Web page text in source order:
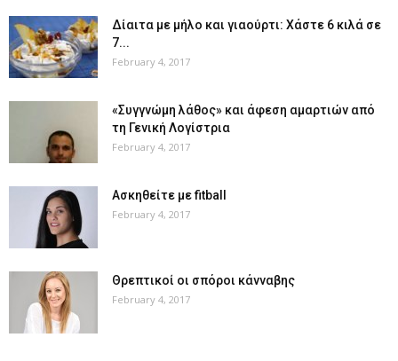
Δίαιτα με μήλο και γιαούρτι: Χάστε 6 κιλά σε
7...
February 4, 2017
«Συγγνώμη λάθος» και άφεση αμαρτιών από
τη Γενική Λογίστρια
February 4, 2017
Ασκηθείτε με fitball
February 4, 2017
Θρεπτικοί οι σπόροι κάνναβης
February 4, 2017